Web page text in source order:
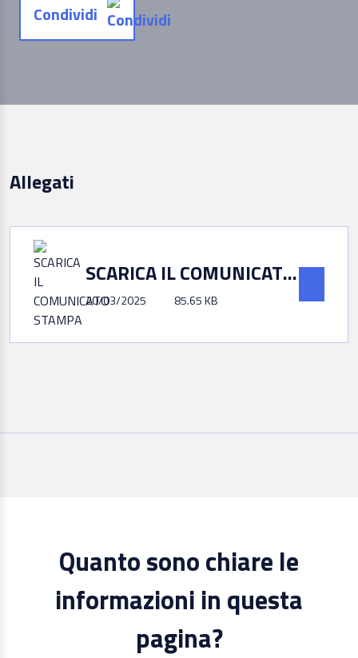
Condividi
Allegati
SCARICA IL COMUNICATO STAMPA
20/03/2025 85.65 KB
Quanto sono chiare le
informazioni in questa
pagina?